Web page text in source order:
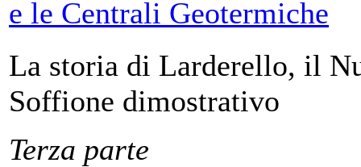
La storia di Larderello, il
Soffione dimostrativo
Terza parte